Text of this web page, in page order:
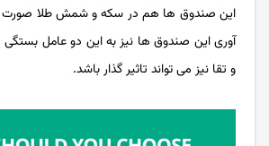
‌این صندوق‌ ها هم در سکه و شمش طلا صورت
آوری این صندوق ها نیز به این دو عامل
و تقا نیز می تواند تاثیر گذار باشد.